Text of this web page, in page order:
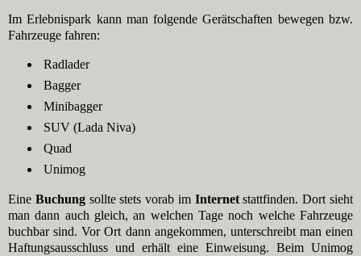
Im Erlebnispark kann man folgende Gerätschaften bewegen bzw.
Fahrzeuge fahren:
Radlader
Bagger
Minibagger
SUV (Lada Niva)
Quad
Unimog
Eine Buchung sollte stets vorab im Internetstattfinden. Dort sieht
man dann auch gleich, an welchen Tage noch welche Fahrzeuge
buchbar sind. Vor Ort dann angekommen, unterschreibt man einen
Haftungsausschluss und erhält eine Einweisung. Beim Unimog